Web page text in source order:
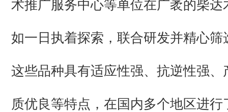
术推广服务中心等单位在广袤的柴达
如一日执着探索，联合研发并精心筛
这些品种具有适应性强、抗逆性强、
质优良等特点，在国内多个地区进行